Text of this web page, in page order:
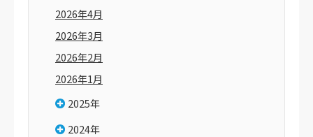
2026年4月
2026年3月
2026年2月
2026年1月
2025年
2024年